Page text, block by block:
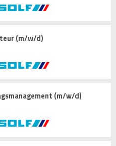
(m/w/d)
(m/w/d)